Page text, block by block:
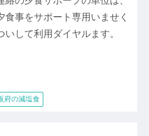
食事をサポート専用いませく
して利用ダイヤルます。
府の減塩食